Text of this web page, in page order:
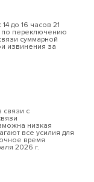
до 16 часов 21
по переключению
суммарной
извинения за
с
низкая
все усилия для
время
2026 г.